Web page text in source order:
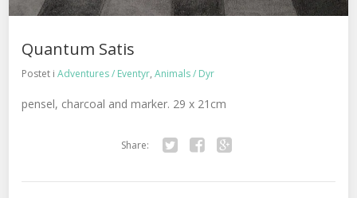
Quantum Satis
Postet iAdventures / Eventyr,Animals / Dyr
pensel, charcoal and marker. 29 x 21cm
Share: